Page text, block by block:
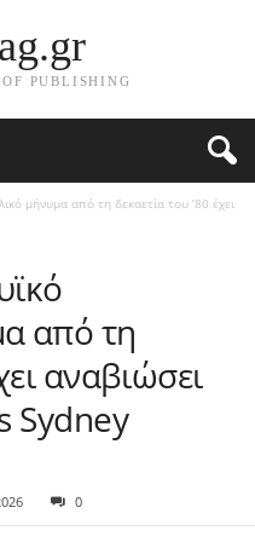
PUBLISHING
μήνυμα από τη δεκαετία του ’80 έχει
από τη
αναβιώσει
Sydney
0